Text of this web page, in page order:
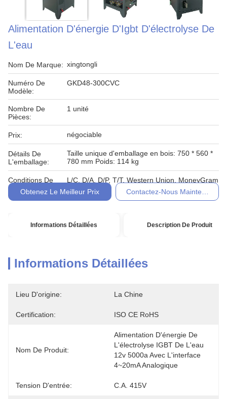
Alimentation D'énergie D'Igbt D'électrolyse De
L'eau
Nom De Marque: xingtongli
Numéro De
Modèle:
GKD48-300CVC
Nombre De
Pièces:
1 unité
Prix: négociable
Détails De
L'emballage:
Taille unique d'emballage en bois: 750 * 560 *
780 mm Poids: 114 kg
Conditions De
Paiement:
L/C, D/A, D/P, T/T, Western Union, MoneyGram
Obtenez Le Meilleur Prix
Contactez-Nous Maintenant
Informations Détaillées Description De Produit
Informations Détaillées
Lieu D'origine: La Chine
Certification: ISO CE RoHS
Nom De Produit:
Alimentation D'énergie De
L'électrolyse IGBT De L'eau
12v 5000a Avec L'interface
4~20mA Analogique
Tension D'entrée: C.A. 415V